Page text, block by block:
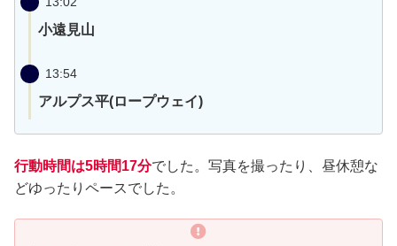
小遠見山
13:54
アルプス平(ロープウェイ)
行動時間は5時間17分でした。写真を撮ったり、昼休憩な
どゆったりペースでした。